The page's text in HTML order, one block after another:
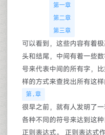
第一章
第二章
第三章
可以看到，这些内容有着
头和结尾，中间有着一些
号来代表中间的所有字，
样的方式来查找出所有这样
第.章
很早之前，就有人发明了
各种不同的符号来达到这
正则表达式。 正则表达式